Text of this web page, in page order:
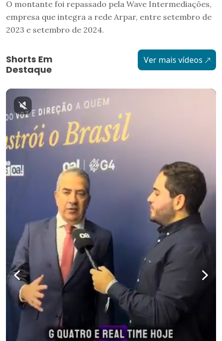
O montante foi repassado pela Wave Intermediações,
empresa que integra a rede Arpar, entre setembro de
2023 e setembro de 2024.
Shorts Em
Destaque
Ver mais vídeos